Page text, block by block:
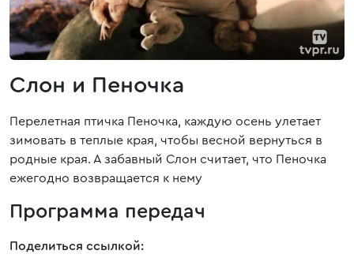
Слон и Пеночка
Перелетная птичка Пеночка, каждую осень улетает
зимовать в теплые края, чтобы весной вернуться в
родные края. А забавный Слон считает, что Пеночка
ежегодно возвращается к нему
Программа передач
Поделиться ссылкой: